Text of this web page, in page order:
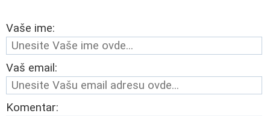
Vaše ime:
Vaš email:
Komentar: